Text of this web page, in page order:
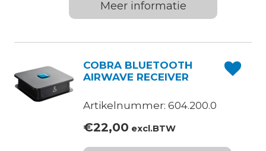
Meer informatie
COBRA BLUETOOTH
AIRWAVE RECEIVER
Artikelnummer: 604.200.0
€22,00 excl.BTW